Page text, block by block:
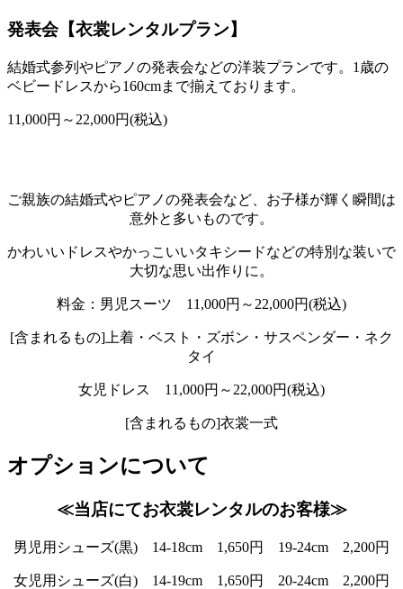
発表会【衣裳レンタルプラン】
結婚式参列やピアノの発表会などの洋装プランです。1歳の
ベビードレスから160cmまで揃えております。
11,000円～22,000円(税込)
ご親族の結婚式やピアノの発表会など、お子様が輝く瞬間は
意外と多いものです。
かわいいドレスやかっこいいタキシードなどの特別な装いで
大切な思い出作りに。
料金：男児スーツ 11,000円～22,000円(税込)
[含まれるもの]上着・ベスト・ズボン・サスペンダー・ネク
タイ
女児ドレス 11,000円～22,000円(税込)
[含まれるもの]衣裳一式
オプションについて
≪当店にてお衣裳レンタルのお客様≫
男児用シューズ(黒) 14-18cm 1,650円 19-24cm 2,200円
女児用シューズ(白) 14-19cm 1,650円 20-24cm 2,200円